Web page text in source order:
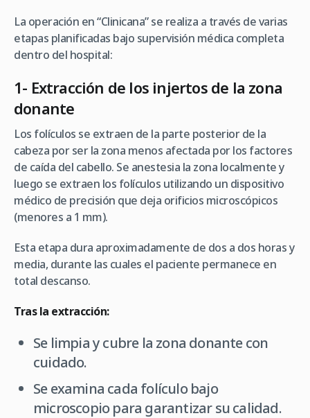
La operación en “Clinicana” se realiza a través de varias
etapas planificadas bajo supervisión médica completa
dentro del hospital:
1- Extracción de los injertos de la zona
donante
Los folículos se extraen de la parte posterior de la
cabeza por ser la zona menos afectada por los factores
de caída del cabello. Se anestesia la zona localmente y
luego se extraen los folículos utilizando un dispositivo
médico de precisión que deja orificios microscópicos
(menores a 1 mm).
Esta etapa dura aproximadamente de dos a dos horas y
media, durante las cuales el paciente permanece en
total descanso.
Tras la extracción:
Se limpia y cubre la zona donante con
cuidado.
Se examina cada folículo bajo
microscopio para garantizar su calidad.